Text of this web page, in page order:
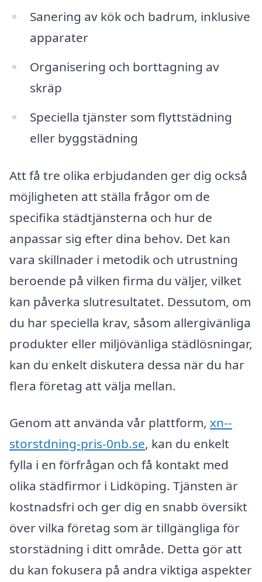
Sanering av kök och badrum, inklusive
apparater
Organisering och borttagning av
skräp
Speciella tjänster som flyttstädning
eller byggstädning
Att få tre olika erbjudanden ger dig också
möjligheten att ställa frågor om de
specifika städtjänsterna och hur de
anpassar sig efter dina behov. Det kan
vara skillnader i metodik och utrustning
beroende på vilken firma du väljer, vilket
kan påverka slutresultatet. Dessutom, om
du har speciella krav, såsom allergivänliga
produkter eller miljövänliga städlösningar,
kan du enkelt diskutera dessa när du har
flera företag att välja mellan.
Genom att använda vår plattform, xn--
storstdning-pris-0nb.se, kan du enkelt
fylla i en förfrågan och få kontakt med
olika städfirmor i Lidköping. Tjänsten är
kostnadsfri och ger dig en snabb översikt
över vilka företag som är tillgängliga för
storstädning i ditt område. Detta gör att
du kan fokusera på andra viktiga aspekter